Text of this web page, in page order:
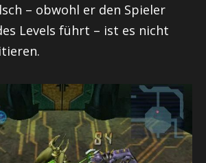
– obwohl er den Spieler
Levels führt – ist es nicht
.